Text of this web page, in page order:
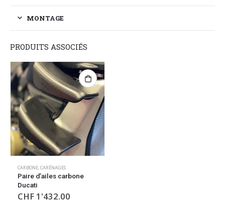
MONTAGE
PRODUITS ASSOCIÉS
CARBONE,CARÉNAGES
Paire d’ailes carbone
Ducati
CHF 1'432.00